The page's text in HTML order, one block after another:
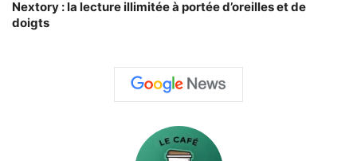
Nextory : la lecture illimitée à portée d’oreilles et de
doigts